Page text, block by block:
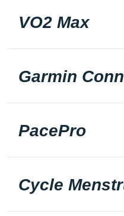
VO2 Max
Garmin
PacePro
Cycle